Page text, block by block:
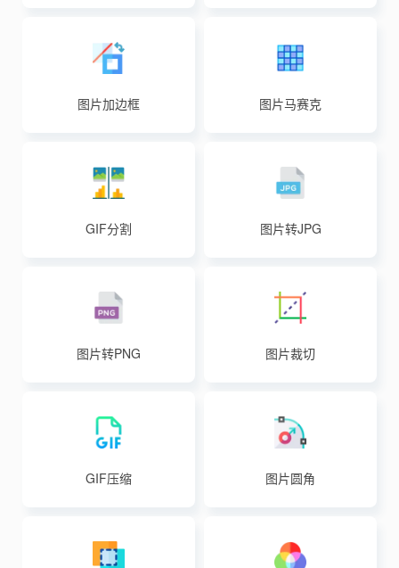
图片加边框 图片马赛克
GIF分割 图片转JPG
图片转PNG 图片裁切
GIF压缩 图片圆角